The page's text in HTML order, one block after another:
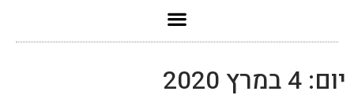
יום: 4 במרץ 2020